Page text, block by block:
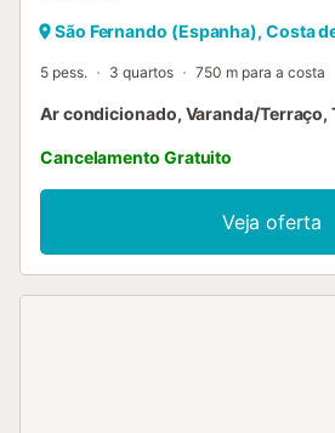
São Fernando (Espanha), Costa
5 pess. 3 quartos 750 m para a costa
Ar condicionado, Varanda/Terraço,
Cancelamento Gratuito
Veja oferta